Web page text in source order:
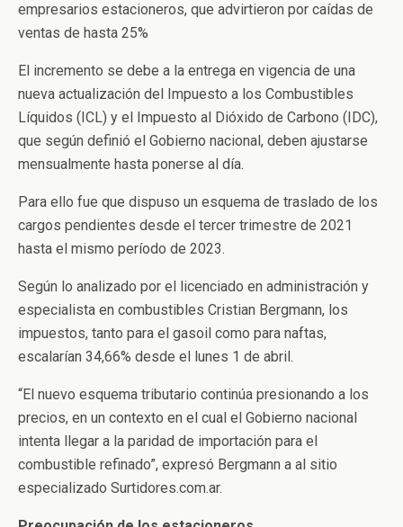
empresarios estacioneros, que advirtieron por caídas de
ventas de hasta 25%
El incremento se debe a la entrega en vigencia de una
nueva actualización del Impuesto a los Combustibles
Líquidos (ICL) y el Impuesto al Dióxido de Carbono (IDC),
que según definió el Gobierno nacional, deben ajustarse
mensualmente hasta ponerse al día.
Para ello fue que dispuso un esquema de traslado de los
cargos pendientes desde el tercer trimestre de 2021
hasta el mismo período de 2023.
Según lo analizado por el licenciado en administración y
especialista en combustibles Cristian Bergmann, los
impuestos, tanto para el gasoil como para naftas,
escalarían 34,66% desde el lunes 1 de abril.
“El nuevo esquema tributario continúa presionando a los
precios, en un contexto en el cual el Gobierno nacional
intenta llegar a la paridad de importación para el
combustible refinado”, expresó Bergmann a al sitio
especializado Surtidores.com.ar.